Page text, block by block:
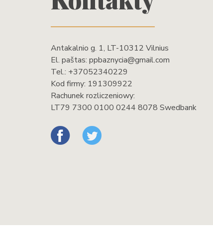
Antakalnio g. 1, LT-10312 Vilnius
El. paštas: ppbaznycia@gmail.com
Tel.: +37052340229
Kod firmy: 191309922
Rachunek rozliczeniowy:
LT79 7300 0100 0244 8078 Swedbank